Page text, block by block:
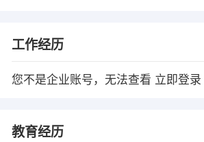
工作经历
您不是企业账号，无法查看 立即登录
教育经历